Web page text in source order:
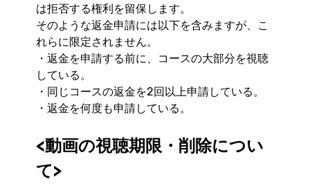
は拒否する権利を留保します。
そのような返金申請には以下を含みますが、こ
れらに限定されません。
・返金を申請する前に、コースの大部分を視聴
している。
・同じコースの返金を2回以上申請している。
・返金を何度も申請している。
<動画の視聴期限・削除につい
て>